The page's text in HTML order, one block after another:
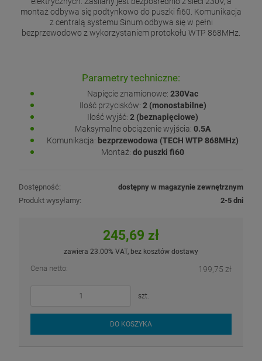
montaż odbywa się podtynkowo do puszki fi60. Komunikacja
z centralą systemu Sinum odbywa się w pełni
bezprzewodowo z wykorzystaniem protokołu WTP 868MHz.
Parametry techniczne:
Napięcie znamionowe: 230Vac
Ilość przycisków: 2 (monostabilne)
Ilość wyjść: 2 (beznapięciowe)
Maksymalne obciążenie wyjścia: 0.5A
Komunikacja: bezprzewodowa (TECH WTP 868MHz)
Montaż: do puszki fi60
Dostępność:
dostępny w magazynie zewnętrznym
Produkt wysyłamy:
2-5 dni
245,69 zł
zawiera 23.00% VAT, bez kosztów dostawy
Cena netto: 199,75 zł
szt.
DO KOSZYKA